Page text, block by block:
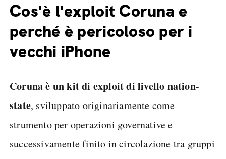
Cos'è l'exploit Coruna e
perché è pericoloso per i
vecchi iPhone
Coruna è un kit di exploit di livello nation-
state, sviluppato originariamente come
strumento per operazioni governative e
successivamente finito in circolazione tra gruppi